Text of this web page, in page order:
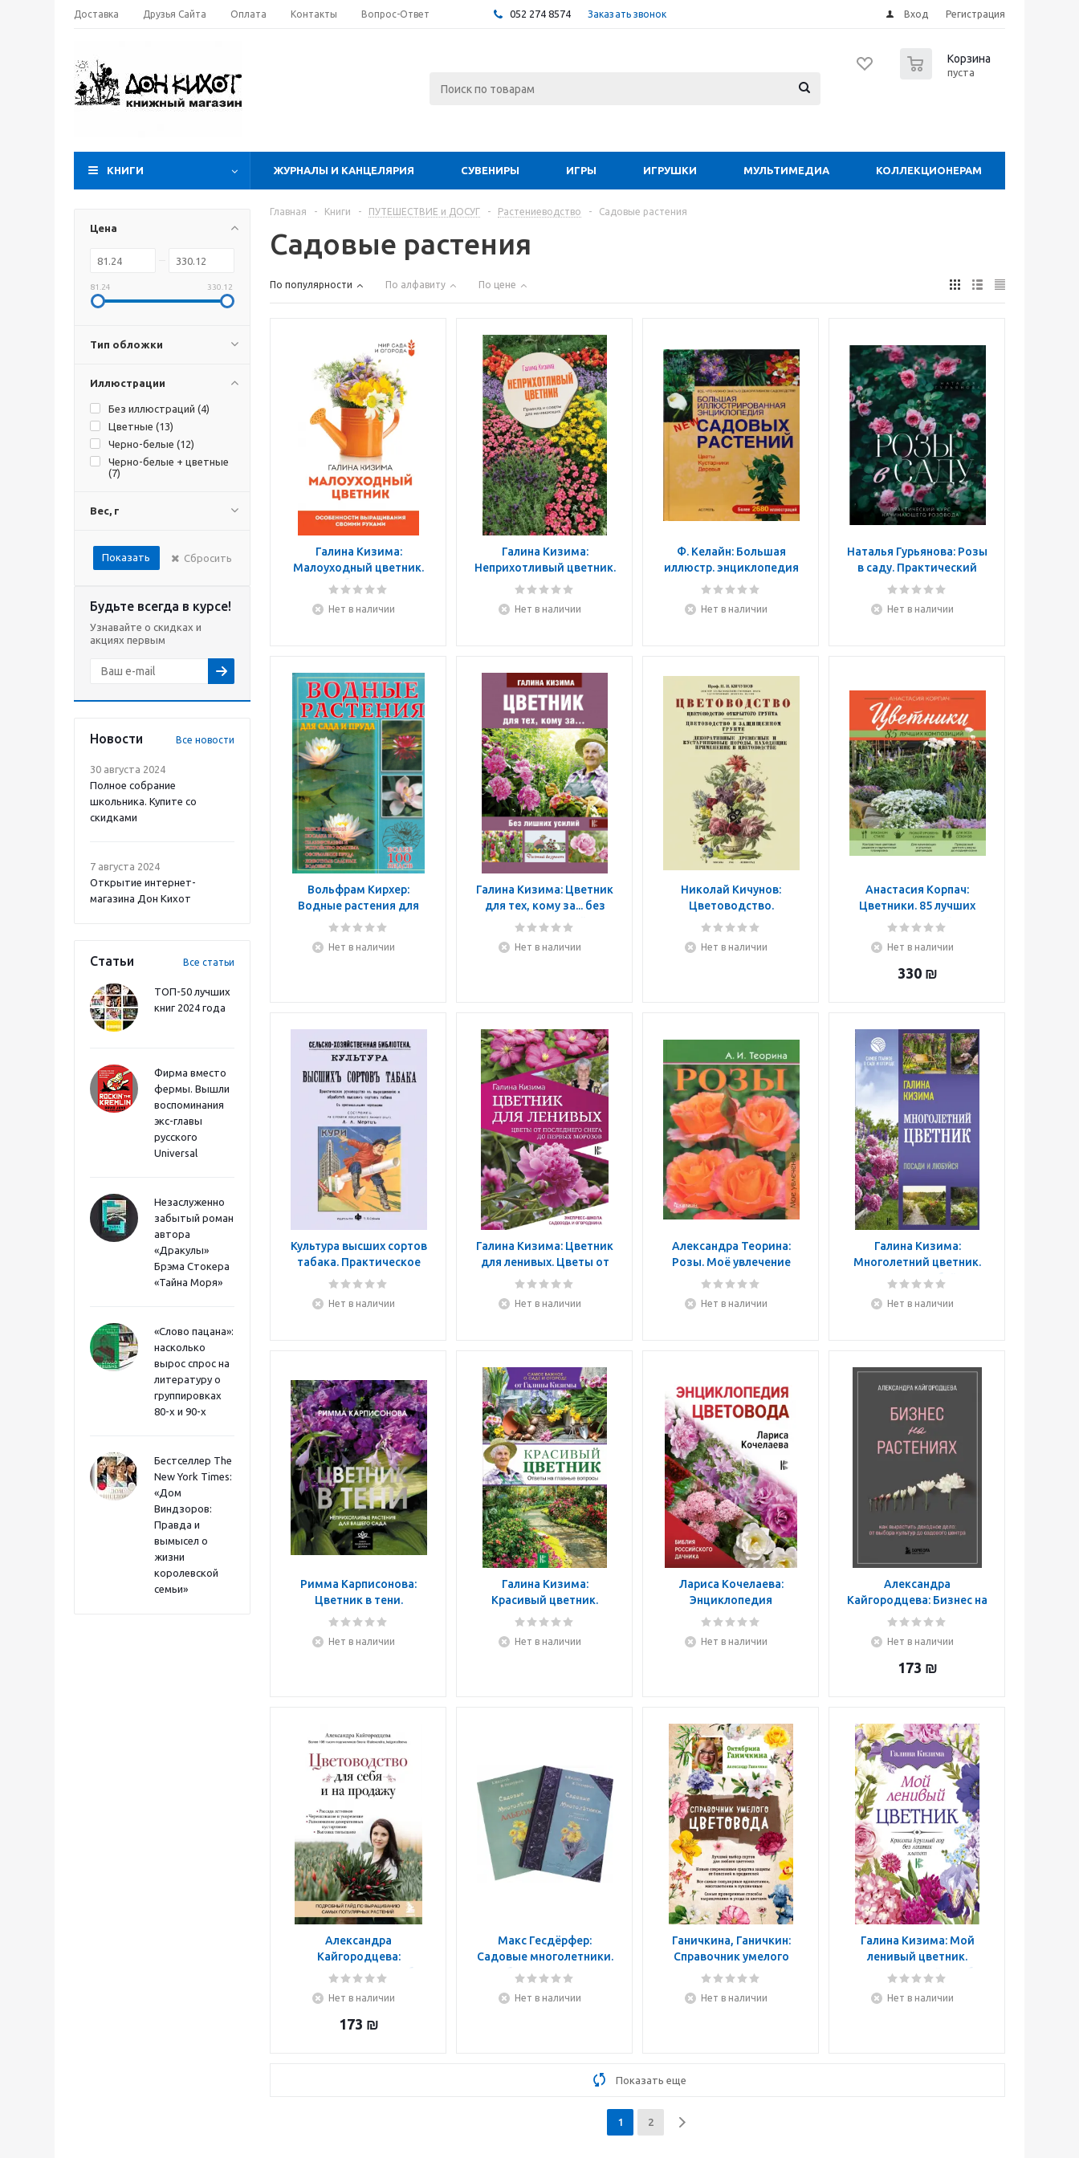
Доставка Друзья Сайта Оплата Контакты Вопрос-Ответ 052 274 8574 Заказать звонок Вход Регистрация
Корзина
пуста
КНИГИ ЖУРНАЛЫ И КАНЦЕЛЯРИЯ СУВЕНИРЫ ИГРЫ ИГРУШКИ МУЛЬТИМЕДИА КОЛЛЕКЦИОНЕРАМ
Цена
81.24 330.12
Тип обложки
Иллюстрации
Без иллюстраций (4)
Цветные (13)
Черно-белые (12)
Черно-белые + цветные
(7)
Вес, г
Показать Сбросить
Будьте всегда в курсе!
Узнавайте о скидках и
акциях первым
Новости Все новости
30 августа 2024
Полное собрание
школьника. Купите со
скидками
7 августа 2024
Открытие интернет-
магазина Дон Кихот
Статьи Все статьи
ТОП-50 лучших
книг 2024 года
Фирма вместо
фермы. Вышли
воспоминания
экс-главы
русского
Universal
Незаслуженно
забытый роман
автора
«Дракулы»
Брэма Стокера
«Тайна Моря»
«Слово пацана»:
насколько
вырос спрос на
литературу о
группировках
80-х и 90-х
Бестселлер The
New York Times:
«Дом
Виндзоров:
Правда и
вымысел о
жизни
королевской
семьи»
Главная - Книги - ПУТЕШЕСТВИЕ и ДОСУГ - Растениеводство - Садовые растения
Садовые растения
По популярности По алфавиту По цене
Галина Кизима:
Малоуходный цветник.
Особенности
руками
Нет в наличии
Галина Кизима:
Неприхотливый цветник.
Правила и советы для
Нет в наличии
Ф. Келайн: Большая
иллюстр. энциклопедия
садовых растений
Нет в наличии
Наталья Гурьянова: Розы
в саду. Практический
курс начинающего
Нет в наличии
Вольфрам Кирхер:
Водные растения для
сада и пруда
Нет в наличии
Галина Кизима: Цветник
для тех, кому за... без
лишних усилий
Нет в наличии
Николай Кичунов:
Цветоводство.
Цветоводство
Цветоводство в
Нет в наличии
Анастасия Корпач:
Цветники. 85 лучших
композиций
Нет в наличии
330₪
Культура высших сортов
табака. Практическое
руководство к
обработке высших
Нет в наличии
Галина Кизима: Цветник
для ленивых. Цветы от
последнего снега
Нет в наличии
Александра Теорина:
Розы. Моё увлечение
Нет в наличии
Галина Кизима:
Многолетний цветник.
Посади и любуйся
Нет в наличии
Римма Карписонова:
Цветник в тени.
Неприхотливые растения
Нет в наличии
Галина Кизима:
Красивый цветник.
Ответы на главные
Нет в наличии
Лариса Кочелаева:
Энциклопедия
цветовода
Нет в наличии
Александра
Кайгородцева: Бизнес на
растениях. Как
дело. От выбора культур
до садового центра
Нет в наличии
173 ₪
Александра
Кайгородцева:
Цветоводство для себя и
гайд по выращиванию
самых популярных
Нет в наличии
173 ₪
Макс Гесдёрфер:
Садовые многолетники.
Наиболее красивые и
культуры + Альбом
Нет в наличии
Ганичкина, Ганичкин:
Справочник умелого
цветовода
Нет в наличии
Галина Кизима: Мой
ленивый цветник.
Красота круглый год без
Нет в наличии
Показать еще
1 2